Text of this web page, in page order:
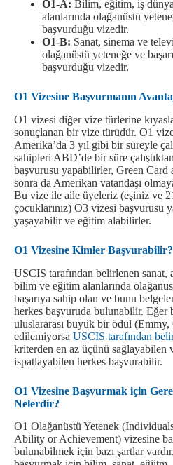
O1-A: Bilim, eğitim, iş
alanlarında olağanüstü
başvurduğu vizedir.
O1-B: Sanat, sinema ve
olağanüstü yeteneğe ve
başvurduğu vizedir.
O1 Vizesine Başvurmanın
O1 vizesi diğer vize türlerine
sonuçlanan bir vize türüdür. O1
Amerika’da 3 yıl gibi bir süreyle
sahipleri ABD’de bir süre
başvurusu yapabilirler, Green Card
sonra da Amerikan vatandaşı
Bu vize ile aile üyeleriz (eşiniz ve
çocuklarınız) O3 vizesi başvurusu
yaşayabilir ve eğitim alabilirler.
O1 Vizesine Kimler Başvurabilir?
USCIS tarafından belirlenen sanat,
bilim ve eğitim alanlarında
başarıya sahip olan ve bunu
herkes başvuruda bulunabilir. Eğer
uluslararası büyük bir ödül
edilemiyorsa USCIS tarafından
kriterden en az üçünü sağlayabilen
ispatlayabilen herkes başvurabilir.
O1 Vizesine Başvurmak için
Nelerdir?
O1 Olağanüstü Yetenek
Ability or Achievement) vizesine
bulunabilmek için bazı şartlar